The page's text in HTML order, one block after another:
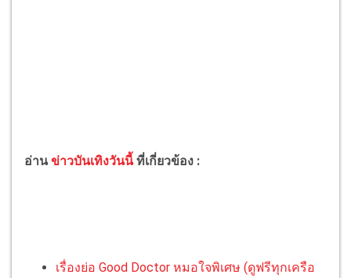
อ่านข่าวบันเทิงวันนี้ ที่เกี่ยวข้อง :
เรื่องย่อ Good Doctor หมอใจพิเศษ (ดูฟรีทุกเครือ